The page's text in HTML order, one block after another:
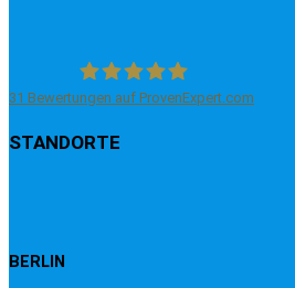
EVA - Die Erklärvideo Agentur
31 Bewertungen auf ProvenExpert.com
STANDORTE
BERLIN